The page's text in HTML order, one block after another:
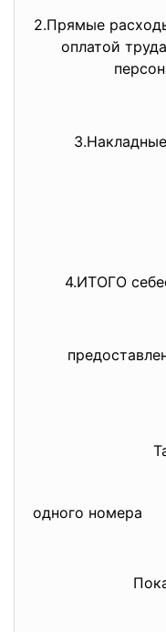
2.Прямые
оплатой
4.ИТОГО
одного номера